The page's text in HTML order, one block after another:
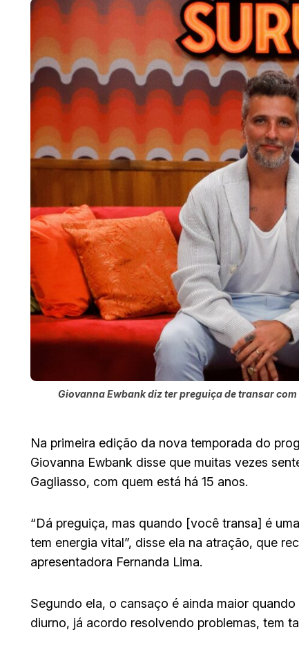
Giovanna Ewbank diz ter preguiça de transar
Na primeira edição da nova temporada do
Giovanna Ewbank disse que muitas vezes
Gagliasso, com quem está há 15 anos.
“Dá preguiça, mas quando [você transa] é
tem energia vital”, disse ela na atração, que
apresentadora Fernanda Lima.
Segundo ela, o cansaço é ainda maior
diurno, já acordo resolvendo problemas, tem